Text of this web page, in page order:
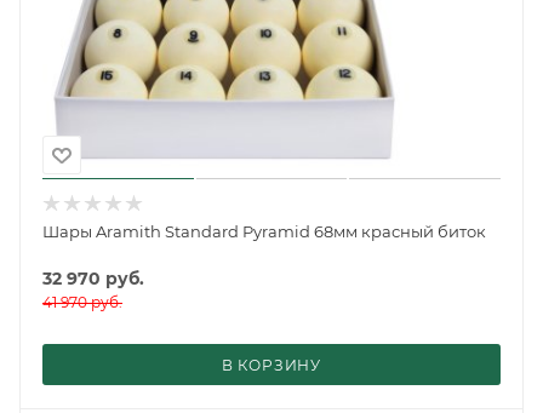
Шары Aramith Standard Pyramid 68мм красный биток
32 970 руб.
41 970руб.
В КОРЗИНУ